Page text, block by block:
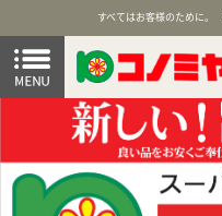
すべてはお客様のために。